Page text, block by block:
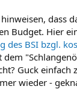
dass
Budget. Hier
des BSI bzgl.
Guck
wieder -